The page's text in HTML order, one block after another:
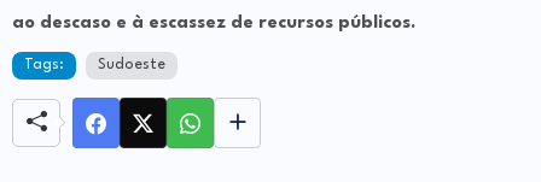
ao descaso e à escassez de recursos públicos.
Tags: Sudoeste